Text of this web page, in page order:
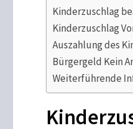
Kinderzuschlag
Kinderzuschlag
Auszahlung des
Bürgergeld Kein
Weiterführende